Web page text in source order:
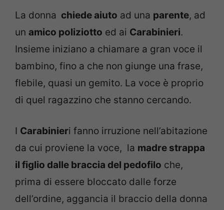
La donna chiede aiuto ad una parente, ad
un amico poliziotto ed ai Carabinieri.
Insieme iniziano a chiamare a gran voce il
bambino, fino a che non giunge una frase,
flebile, quasi un gemito. La voce è proprio
di quel ragazzino che stanno cercando.
I Carabinieri fanno irruzione nell’abitazione
da cui proviene la voce, la madre strappa
il figlio dalle braccia del pedofilo che,
prima di essere bloccato dalle forze
dell’ordine, aggancia il braccio della donna